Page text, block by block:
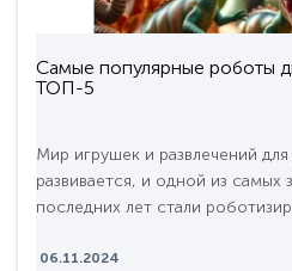
Самые популярные роботы
ТОП-5
Мир игрушек и развлечений
развивается, и одной из самых
последних лет стали
детей, так и взрослых,
06.11.2024